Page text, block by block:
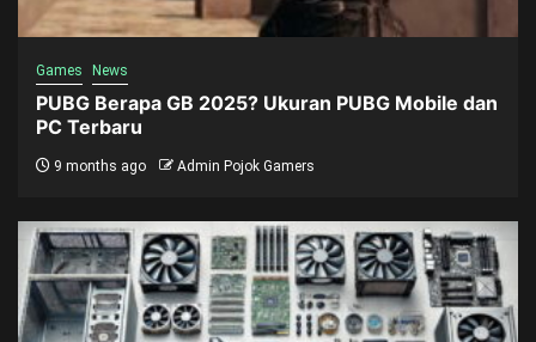
Games News
PUBG Berapa GB 2025? Ukuran PUBG Mobile dan
PC Terbaru
9 months ago Admin Pojok Gamers